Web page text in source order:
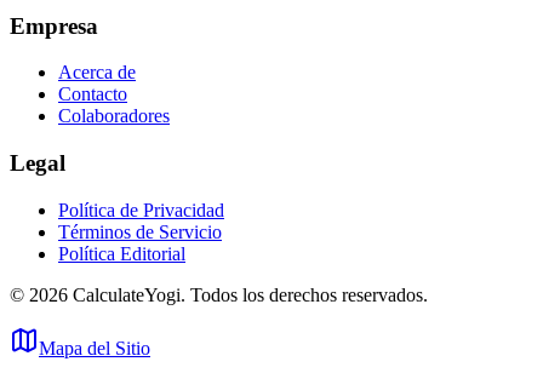
Empresa
Acerca de
Contacto
Colaboradores
Legal
Política de Privacidad
Términos de Servicio
Política Editorial
© 2026 CalculateYogi. Todos los derechos reservados.
Mapa del Sitio